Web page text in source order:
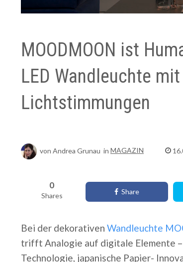
MOODMOON ist
LED Wandleuchte
Lichtstimmungen
von Andrea Grunau in MAGAZIN
0
Shares Share
Bei der dekorativen Wandleuchte
trifft Analogie auf digitale Elemente
Technologie, japanische Papier-